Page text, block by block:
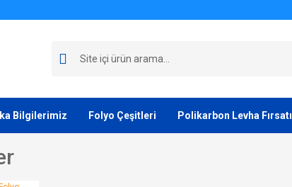
Bilgilerimiz Folyo Çeşitleri Polikarbon Levha Fırsatı